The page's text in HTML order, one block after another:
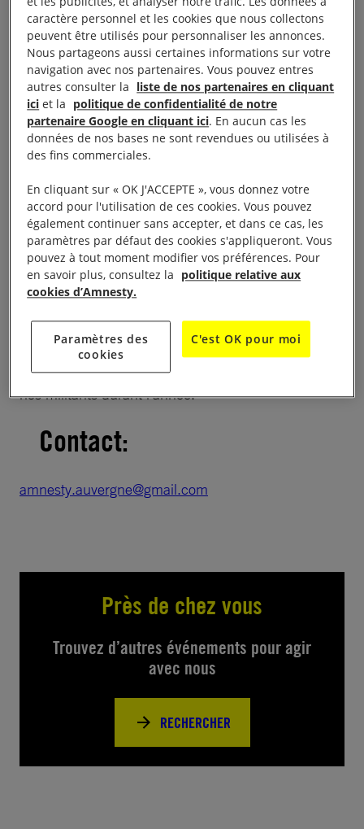
Les centres d’actions sont des lieux de visibilité
importants 10 jours pour signer, où militant.e.s,
membres, et sympathisant.e.s sont invités à agir –
de soutien aux personnes en danger que nous
défendons (cartes de solidarité, dessins, etc.)et
d’interpellation des autorités (lettres aux autorités,
pétitions, etc.).
Ce rendez-vous vous permettra aussi d’échanger sur
l’ensemble des actions menées lors de cette
campagne qui a commencé le 2 décembre, mais
aussi sur l’ensemble du travail fait localement par
nos militants durant l’année.
Contact:
amnesty.auvergne@gmail.com
Près de chez vous
Trouvez d’autres événements pour agir
avec nous
RECHERCHER
caractère personnel et les cookies que nous collectons
peuvent être utilisés pour personnaliser les annonces.
Nous partageons aussi certaines informations sur votre
navigation avec nos partenaires. Vous pouvez entres
autres consulter la liste de nos partenaires en cliquant
ici et la politique de confidentialité de notre
partenaire Google en cliquant ici. En aucun cas les
données de nos bases ne sont revendues ou utilisées à
des fins commerciales.
En cliquant sur « OK J'ACCEPTE », vous donnez votre
accord pour l'utilisation de ces cookies. Vous pouvez
également continuer sans accepter, et dans ce cas, les
paramètres par défaut des cookies s'appliqueront. Vous
pouvez à tout moment modifier vos préférences. Pour
en savoir plus, consultez la politique relative aux
cookies d’Amnesty.
Paramètres des
cookies
C'est OK pour moi